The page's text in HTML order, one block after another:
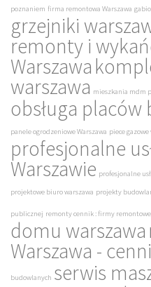
poznaniem firma remontowa Warszawa
grzejniki
remonty i
Warszawa
warszawa mieszkania mdm
obsługa
panele ogrodzeniowe Warszawa piece gazowe
profesjonalne
Warszawie profesjonalne
projektowe biuro warszawa projekty
publicznej remonty cennik : firmy remontowe
domu warszawa
Warszawa -
budowlanych serwis